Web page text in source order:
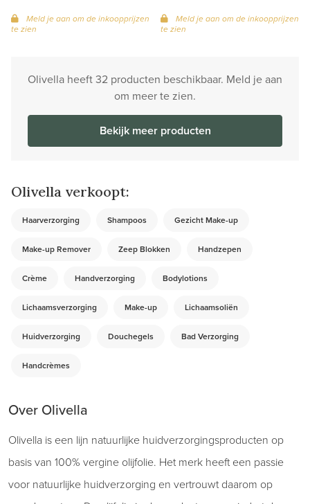
Meld je aan om de inkoopprijzen
te zien
Meld je aan om de inkoopprijzen
te zien
Olivella heeft 32 producten beschikbaar. Meld je aan
om meer te zien.
Bekijk meer producten
Olivella verkoopt:
Haarverzorging Shampoos Gezicht Make-up
Make-up Remover Zeep Blokken Handzepen
Crème Handverzorging Bodylotions
Lichaamsverzorging Make-up Lichaamsoliën
Huidverzorging Douchegels Bad Verzorging
Handcrèmes
Over Olivella
Olivella is een lijn natuurlijke huidverzorgingsproducten op
basis van 100% vergine olijfolie. Het merk heeft een passie
voor natuurlijke huidverzorging en vertrouwt daarom op